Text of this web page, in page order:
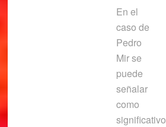
En el
caso de
Pedro
Mir se
puede
señalar
como
significativo